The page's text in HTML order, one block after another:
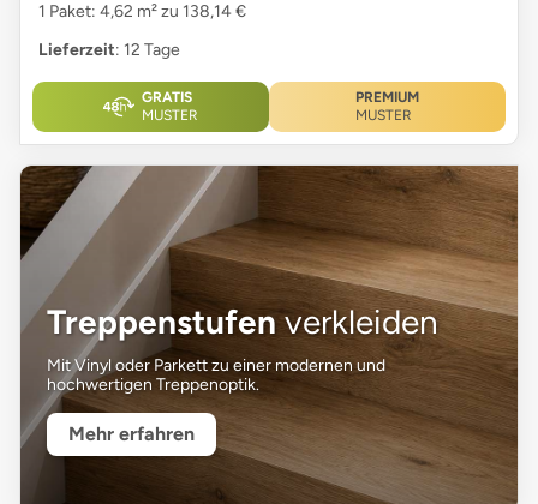
1 Paket: 4,62 m² zu 138,14 €
Lieferzeit: 12 Tage
GRATIS
MUSTER
PREMIUM
MUSTER
Treppenstufenverkleiden
Mit Vinyl oder Parkett zu einer modernen und
hochwertigen Treppenoptik.
Mehr erfahren